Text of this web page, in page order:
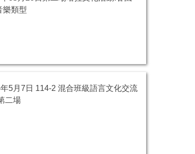
樂類型
年5月7日 114-2 混合班級語言文化交流
二場